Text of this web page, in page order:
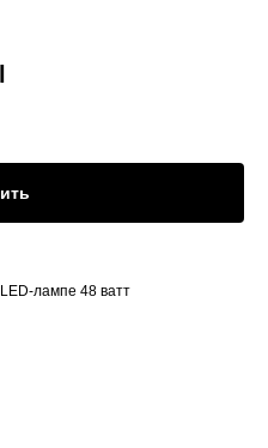
лампе 48 ватт